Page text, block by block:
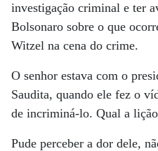
investigação criminal e ter
Bolsonaro sobre o que
Witzel na cena do crime.
O senhor estava com o
Saudita, quando ele fez o
de incriminá-lo. Qual a
Pude perceber a dor dele,